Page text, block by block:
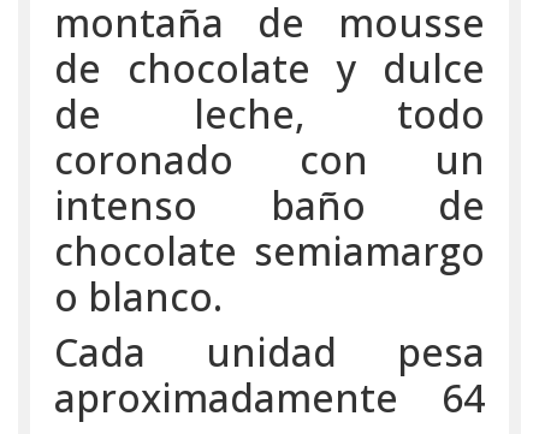
montaña de mousse
de chocolate y dulce
de leche, todo
coronado con un
intenso baño de
chocolate semiamargo
o blanco.
Cada unidad pesa
aproximadamente 64